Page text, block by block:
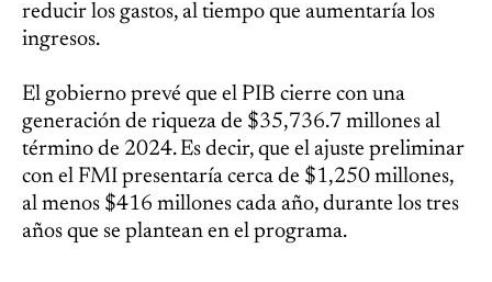
reducir los gastos, al tiempo que aumentaría los
ingresos.
El gobierno prevé que el PIB cierre con una
generación de riqueza de $35,736.7 millones al
término de 2024. Es decir, que el ajuste preliminar
con el FMI presentaría cerca de $1,250 millones,
al menos $416 millones cada año, durante los tres
años que se plantean en el programa.